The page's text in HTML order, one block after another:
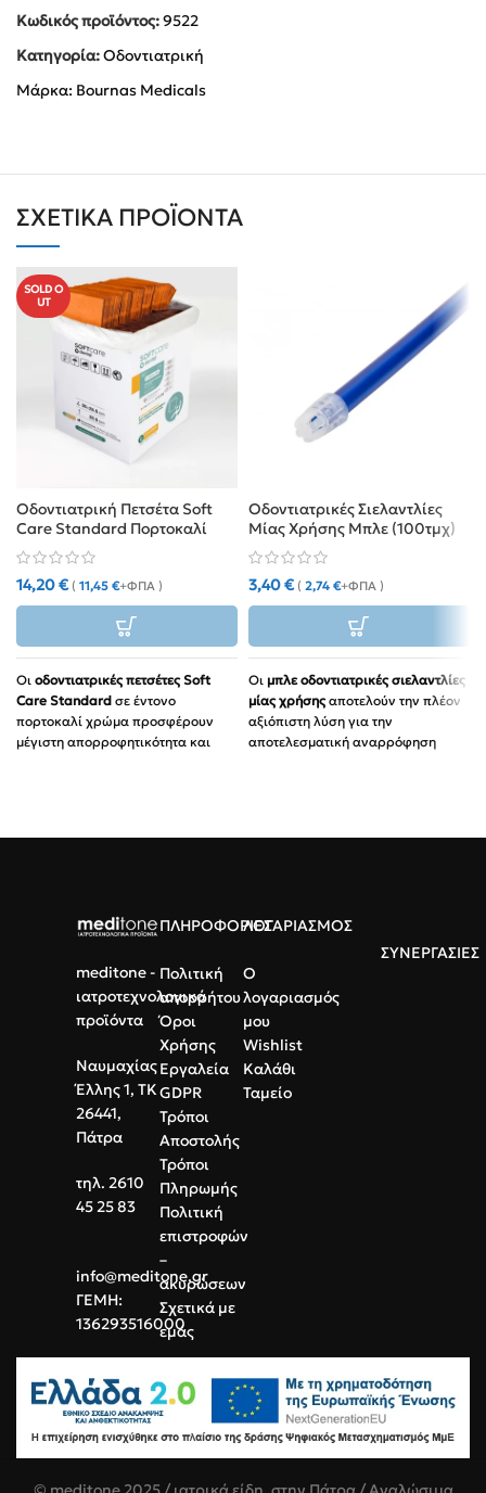
Κωδικός προϊόντος:9522
Κατηγορία:Οδοντιατρική
Μάρκα: Bournas Medicals
ΣΧΕΤΙΚΆ ΠΡΟΪΌΝΤΑ
SOLD O
UT
Οδοντιατρική Πετσέτα Soft
Care Standard Πορτοκαλί
(500τμχ)
14,20€ ( 11,45 €+ΦΠΑ )
Οι οδοντιατρικές πετσέτες Soft
Care Standard σε έντονο
πορτοκαλί χρώμα προσφέρουν
μέγιστη απορροφητικότητα και
ανθεκτικού χαρτιού και
μοντέρνα ιατρεία και studios
ξεχωρίζουν.
Συσκευασία 500τμχ:
Οικονομική λύση για
καθημερινή επαγγελματική
χρήση.
Οδοντιατρικές Σιελαντλίες
Μίας Χρήσης Μπλε (100τμχ)
3,40€ ( 2,74 €+ΦΠΑ )
Οι μπλε οδοντιατρικές σιελαντλίες
μίας χρήσηςαποτελούν την πλέον
αξιόπιστη λύση για την
αποτελεσματική αναρρόφηση
Σταθερή Διαμόρφωση:
Εσωτερικό σύρμα υψηλής
ποιότητας για εύκολη κάμψη
Απόλυτη Υγιεινή:
Κατασκευασμένες από ιατρικού
τύπου PVC, μειώνουν τον
κίνδυνο διασταυρούμενης
μόλυνσης.
meditone -
ιατροτεχνολογικά
προϊόντα
Ναυμαχίας
Έλλης 1, ΤΚ
26441,
Πάτρα
τηλ. 2610
45 25 83
info@meditone.gr
ΓΕΜΗ:
136293516000
ΠΛΗΡΟΦΟΡΙΕΣ
Πολιτική
απορρήτου
Όροι
Χρήσης
Εργαλεία
GDPR
Τρόποι
Αποστολής
Τρόποι
Πληρωμής
Πολιτική
επιστροφών
–
ακυρώσεων
Σχετικά με
εμάς
ΛΟΓΑΡΙΑΣΜΟΣ
Ο
λογαριασμός
μου
Wishlist
Καλάθι
Ταμείο
ΣΥΝΕΡΓΑΣΙΕΣ